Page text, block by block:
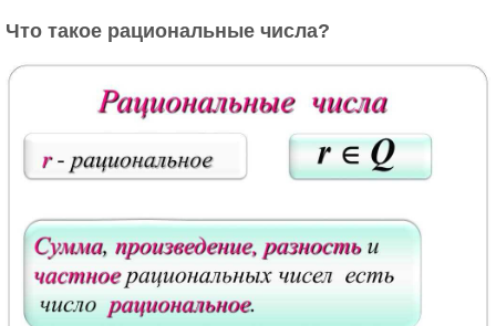
Что такое рациональные числа?